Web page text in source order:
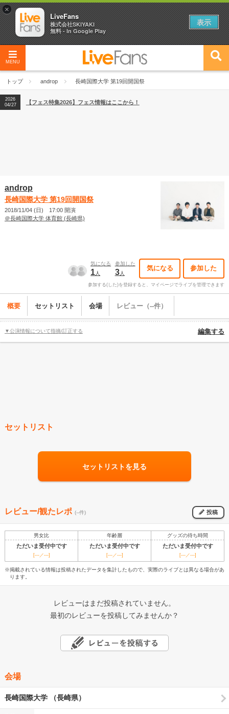
MENU
トップ androp 長崎国際大学 第19回開国祭
2026
04/27
2026
【ライブ動員ランキング】2026年上半期編発表！
2026
04/27
【フェス特集2026】フェス情報はここから！
androp
長崎国際大学 第19回開国祭
2018/11/04 (日) 17:00 開演
＠長崎国際大学 体育館 (長崎県)
気になる
1人
参加した
3人
気になる 参加した
参加する(した)を登録すると、マイページでライブを管理できます
概要 セットリスト 会場 レビュー（--件）
▼公演情報について指摘/訂正する 編集する
セットリスト
セットリストを見る
レビュー/観たレポ (--件) 投稿
男女比 年齢層 グッズの待ち時間
ただいま受付中です ただいま受付中です ただいま受付中です
[---／---] [---／---] [---／---]
※掲載されている情報は投稿されたデータを集計したもので、実際のライブとは異なる場合があ
ります。
レビューはまだ投稿されていません。
最初のレビューを投稿してみませんか？
会場
長崎国際大学 （長崎県）
×
LiveFans
株式会社SKIYAKI
無料 - In Google Play
表示